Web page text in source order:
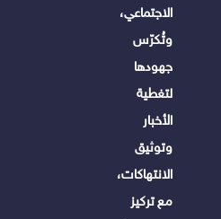
الاجتماعي،
وتُكرّس
جهودها
لتغطية
الأخبار
وتوثيق
الانتهاكات،
مع تركيز